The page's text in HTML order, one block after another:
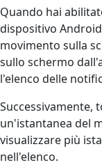
Quando hai
dispositivo
movimento sulla
sullo schermo
l'elenco delle
Successivamente,
un'istantanea del
visualizzare più
nell'elenco.